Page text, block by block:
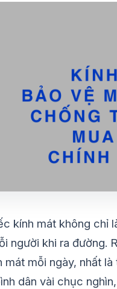
kính mát không chỉ
người khi ra đường.
mỗi ngày, nhất
dân vài chục